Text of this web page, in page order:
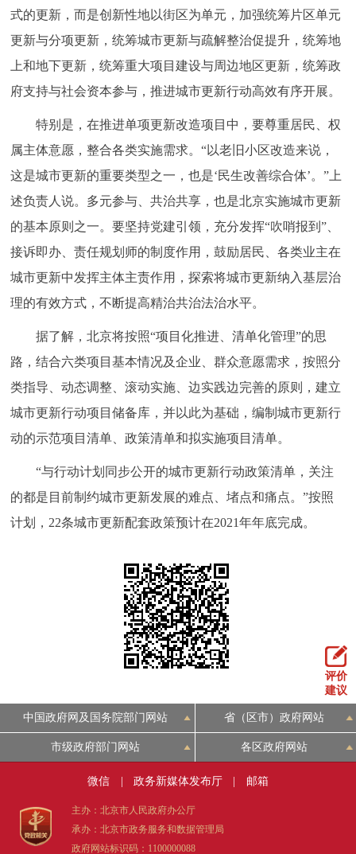
式的更新，而是创新性地以街区为单元，加强统筹片区单元
更新与分项更新，统筹城市更新与疏解整治促提升，统筹地
上和地下更新，统筹重大项目建设与周边地区更新，统筹政
府支持与社会资本参与，推进城市更新行动高效有序开展。
特别是，在推进单项更新改造项目中，要尊重居民、权
属主体意愿，整合各类实施需求。“以老旧小区改造来说，
这是城市更新的重要类型之一，也是‘民生改善综合体’。”上
述负责人说。多元参与、共治共享，也是北京实施城市更新
的基本原则之一。要坚持党建引领，充分发挥“吹哨报到”、
接诉即办、责任规划师的制度作用，鼓励居民、各类业主在
城市更新中发挥主体主责作用，探索将城市更新纳入基层治
理的有效方式，不断提高精治共治法治水平。
据了解，北京将按照“项目化推进、清单化管理”的思
路，结合六类项目基本情况及企业、群众意愿需求，按照分
类指导、动态调整、滚动实施、边实践边完善的原则，建立
城市更新行动项目储备库，并以此为基础，编制城市更新行
动的示范项目清单、政策清单和拟实施项目清单。
“与行动计划同步公开的城市更新行动政策清单，关注
的都是目前制约城市更新发展的难点、堵点和痛点。”按照
计划，22条城市更新配套政策预计在2021年年底完成。
评价
建议
中国政府网及国务院部门网站 省（区市）政府网站
市级政府部门网站 各区政府网站
微信 政务新媒体发布厅 邮箱
主办：北京市人民政府办公厅
承办：北京市政务服务和数据管理局
政府网站标识码：1100000088